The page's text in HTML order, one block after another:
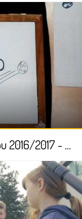
Filmový seminář Školního klubu 2016/2017 - ANIMACE